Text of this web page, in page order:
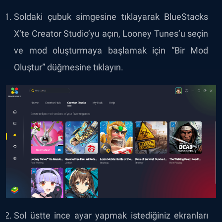
Soldaki çubuk simgesine tıklayarak BlueStacks
X’te Creator Studio’yu açın, Looney Tunes’u seçin
ve mod oluşturmaya başlamak için “Bir Mod
Oluştur” düğmesine tıklayın.
Sol üstte ince ayar yapmak istediğiniz ekranları